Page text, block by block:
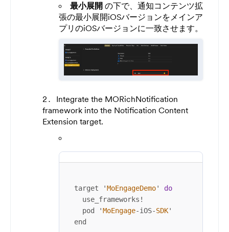
最小展開 の下で、通知コンテンツ拡
張の最小展開iOSバージョンをメインア
プリのiOSバージョンに一致させます。
Integrate the MORichNotification
framework into the Notification Content
Extension target.
target 'MoEngageDemo' do
  use_frameworks
!
  pod '
MoEngage-iOS-SDK'
end